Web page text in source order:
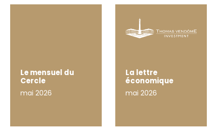
Le mensuel du
Cercle
mai 2026
La lettre
économique
mai 2026